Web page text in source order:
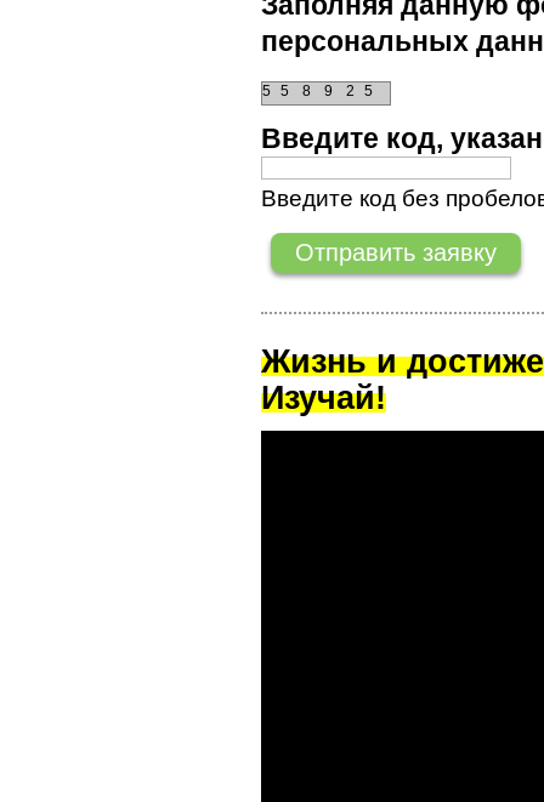
персональных
5 5 2
9 5
8
Введите код,
Введите код без
Жизнь и
Изучай!